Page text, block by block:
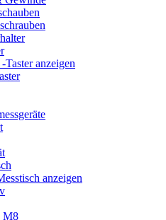
Taster anzeigen
anzeigen
M8